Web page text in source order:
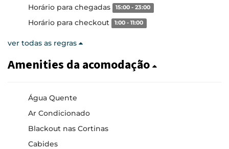
Horário para chegadas 15:00 - 23:00
Horário para checkout 1:00 - 11:00
ver todas as regras
Amenities da acomodação
Água Quente
Ar Condicionado
Blackout nas Cortinas
Cabides